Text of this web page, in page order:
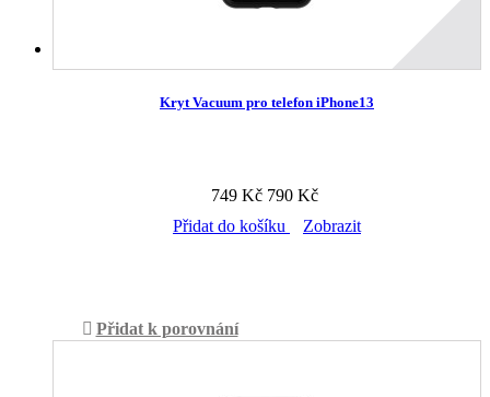
Kryt Vacuum pro telefon iPhone13
749 Kč 790 Kč
Přidat do košíku
Zobrazit
Přidat k porovnání